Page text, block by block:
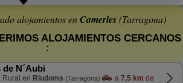
alojamientos enCamerles(Tarragona)
ALOJAMIENTOS CERCANOS
:
de N´Aubi
Rural en Riudoms (Tarragona) a 7,5 km de